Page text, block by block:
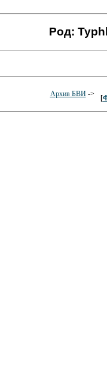
Род:
Архив БВИ->
[